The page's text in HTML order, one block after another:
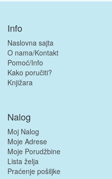
Info
Naslovna sajta
O nama/Kontakt
Pomoć/Info
Kako poručiti?
Knjižara
Nalog
Moj Nalog
Moje Adrese
Moje Porudžbine
Lista želja
Praćenje pošiljke